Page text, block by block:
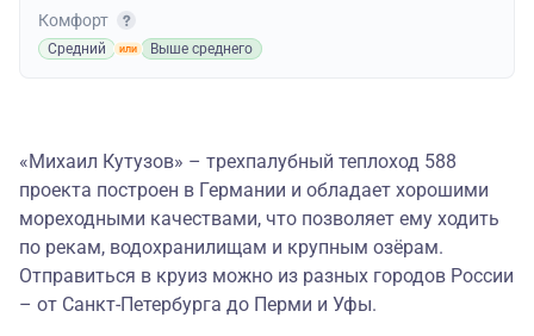
Комфорт
Средний Выше среднего
«Михаил Кутузов» – трехпалубный теплоход 588
проекта построен в Германии и обладает хорошими
мореходными качествами, что позволяет ему ходить
по рекам, водохранилищам и крупным озёрам.
Отправиться в круиз можно из разных городов России
– от Санкт-Петербурга до Перми и Уфы.